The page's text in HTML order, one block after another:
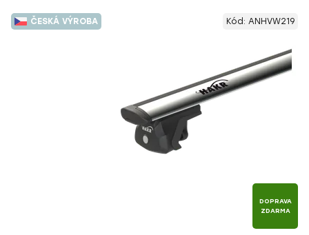
ČESKÁ VÝROBA
DOPRAVA
ZDARMA
Kód: ANHVW219